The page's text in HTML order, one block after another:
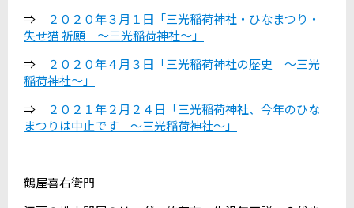
⇒
２０２０年３月１日「三光稲荷神社・ひなまつり・
失せ猫 祈願 ～三光稲荷神社～」
⇒
２０２０年４月３日「三光稲荷神社の歴史 ～三光
稲荷神社～」
⇒
２０２１年２月２４日「三光稲荷神社、今年のひな
まつりは中止です ～三光稲荷神社～」
鶴屋喜右衛門